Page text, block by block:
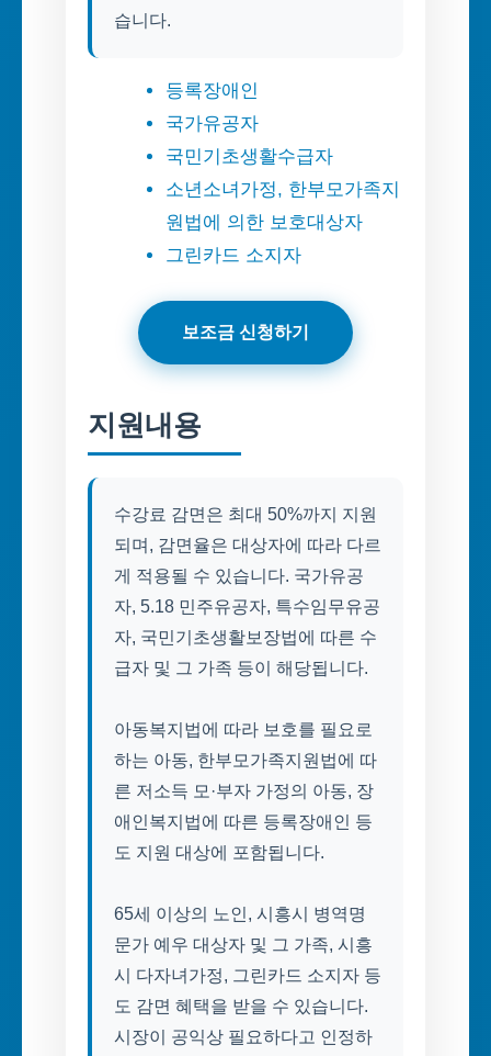
습니다.
등록장애인
국가유공자
국민기초생활수급자
소년소녀가정, 한부모가족지
원법에 의한 보호대상자
그린카드 소지자
보조금 신청하기
지원내용
수강료 감면은 최대 50%까지 지원
되며, 감면율은 대상자에 따라 다르
게 적용될 수 있습니다. 국가유공
자, 5.18 민주유공자, 특수임무유공
자, 국민기초생활보장법에 따른 수
급자 및 그 가족 등이 해당됩니다.
아동복지법에 따라 보호를 필요로
하는 아동, 한부모가족지원법에 따
른 저소득 모·부자 가정의 아동, 장
애인복지법에 따른 등록장애인 등
도 지원 대상에 포함됩니다.
65세 이상의 노인, 시흥시 병역명
문가 예우 대상자 및 그 가족, 시흥
시 다자녀가정, 그린카드 소지자 등
도 감면 혜택을 받을 수 있습니다.
시장이 공익상 필요하다고 인정하